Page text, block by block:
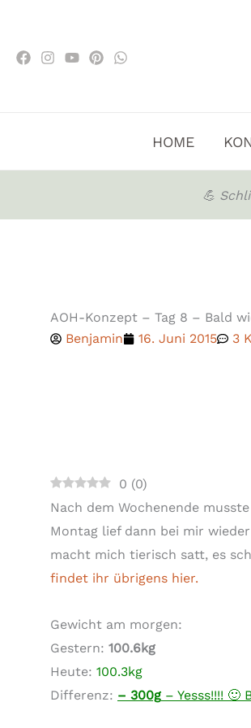
springen
HOME
💪
AOH-Konzept – Tag 8 – Bald
Benjamin
16. Juni 2015 3
0 (0)
Nach dem Wochenende
Montag lief dann bei mir
macht mich tierisch satt, es
findet ihr übrigens hier.
Gewicht am morgen:
Gestern: 100.6kg
Heute: 100.3kg
Differenz: – 300g– Yesss!!!! 🙂